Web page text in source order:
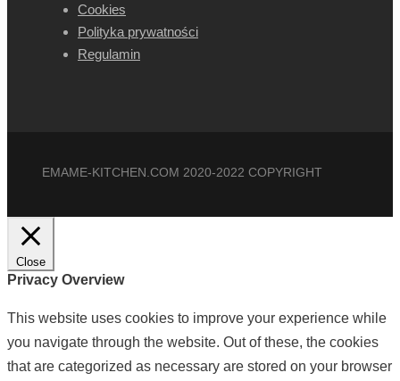
Cookies
Polityka prywatności
Regulamin
EMAME-KITCHEN.COM 2020-2022 COPYRIGHT
Close
Privacy Overview
This website uses cookies to improve your experience while
you navigate through the website. Out of these, the cookies
that are categorized as necessary are stored on your browser